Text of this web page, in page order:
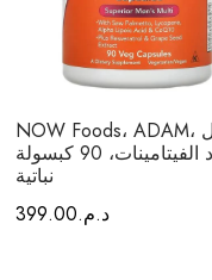
NOW Foods، ADAM، مكمل
متعدد الفيتامينات، 90 كبسولة
نباتية
د.م.399.00